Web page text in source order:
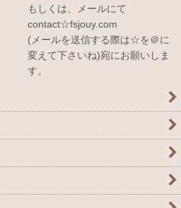
もしくは、メールにて
contact☆fsjouy.com
(メールを送信する際は☆を＠に
変えて下さいね)宛にお願いしま
す。